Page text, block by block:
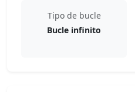
Tipo de bucle
Bucle infinito